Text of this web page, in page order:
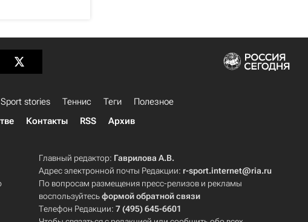
Sport stories Теннис Теги
Полезное
Контакты RSS Архив
Главный редактор: Гаврилова А.В.
Адрес электронной почты Редакции: r-sport.internet@ria.ru
По вопросам размещения пресс-релизов и рекламы
воспользуйтесьформой обратной связи
Телефон Редакции:7 (495) 645-6601